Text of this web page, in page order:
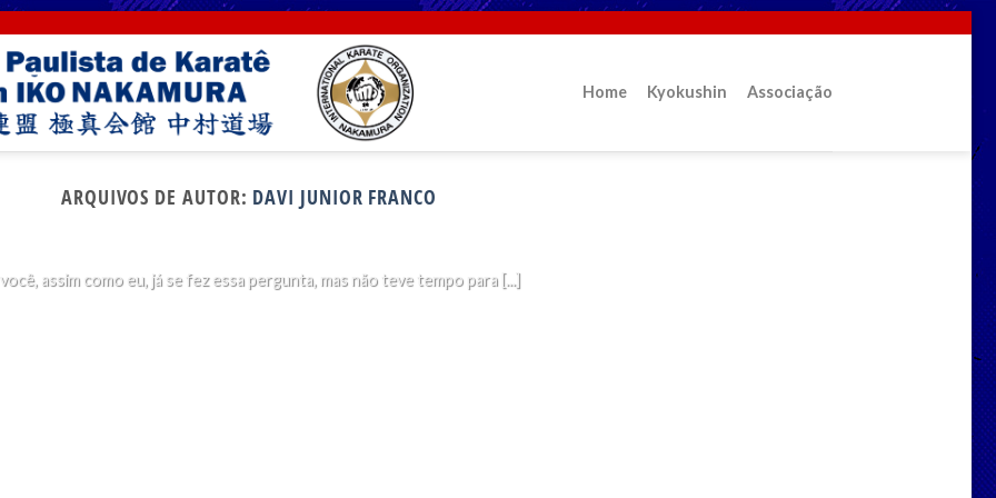
Home Kyokushin Associação
ARQUIVOS DE AUTOR: DAVI JUNIOR FRANCO
socos no rosto são proibidos no karatê Kyokushin?
você, assim como eu, já se fez essa pergunta, mas não teve tempo para [...]